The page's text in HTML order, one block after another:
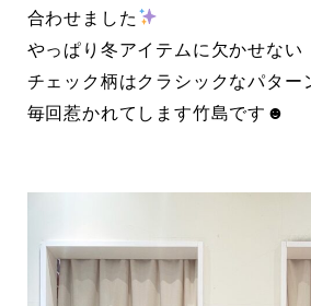
合わせました
やっぱり冬アイテムに欠かせない
チェック柄はクラシックなパター
毎回惹かれてします竹島です☻